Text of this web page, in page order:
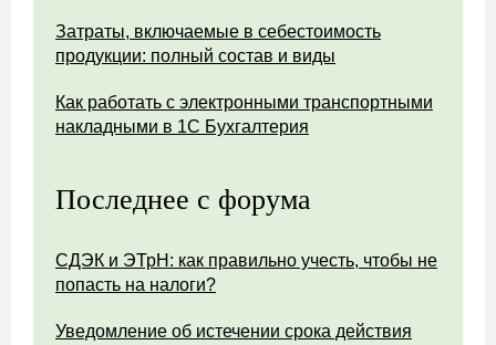
Затраты, включаемые в себестоимость
продукции: полный состав и виды
Как работать с электронными транспортными
накладными в 1С Бухгалтерия
Последнее с форума
СДЭК и ЭТрН: как правильно учесть, чтобы не
попасть на налоги?
Уведомление об истечении срока действия